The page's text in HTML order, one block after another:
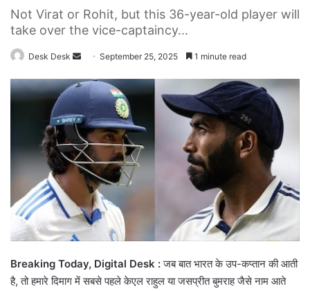
Not Virat or Rohit, but this 36-year-old player will
take over the vice-captaincy...
Desk Desk
Send
email
September 25, 2025 1 minute read
Breaking Today, Digital Desk :जब बात भारत के उप-कप्तान की आती
है, तो हमारे दिमाग में सबसे पहले केएल राहुल या जसप्रीत बुमराह जैसे नाम आते